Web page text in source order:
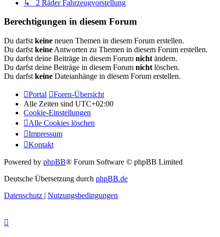
↳ 2 Räder Fahrzeugvorstellung
Berechtigungen in diesem Forum
Du darfst keine neuen Themen in diesem Forum erstellen.
Du darfst keine Antworten zu Themen in diesem Forum erstellen.
Du darfst deine Beiträge in diesem Forum nicht ändern.
Du darfst deine Beiträge in diesem Forum nicht löschen.
Du darfst keine Dateianhänge in diesem Forum erstellen.
Portal
Foren-Übersicht
Alle Zeiten sind UTC+02:00
Cookie-Einstellungen
Alle Cookies löschen
Impressum
Kontakt
Powered by phpBB® Forum Software © phpBB Limited
Deutsche Übersetzung durch phpBB.de
Datenschutz | Nutzungsbedingungen